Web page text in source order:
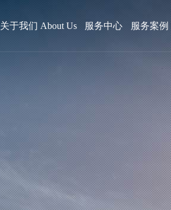
关于我们 About Us 服务中心 服务案例